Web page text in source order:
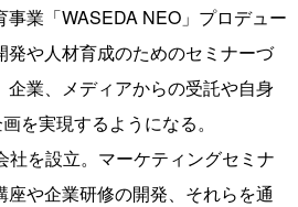
業「WASEDA NEO」プロデュー
発や人材育成のためのセミナーづ
企業、メディアからの受託や自身
を実現するようになる。
社を設立。マーケティングセミナ
や企業研修の開発、それらを通